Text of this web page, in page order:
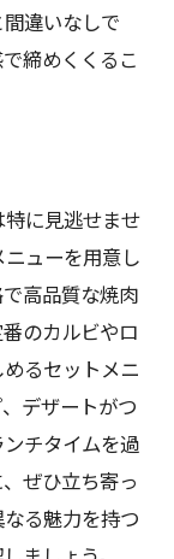
違いなしで
締めくくるこ
に見逃せませ
ューを用意し
高品質な焼肉
のカルビやロ
るセットメニ
デザートがつ
チタイムを過
ぜひ立ち寄っ
る魅力を持つ